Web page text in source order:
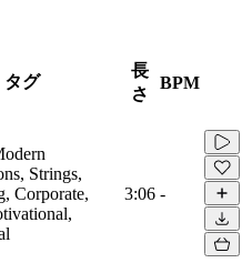
タグ
長
さ
BPM
Strings,
Corporate,
3:06 -